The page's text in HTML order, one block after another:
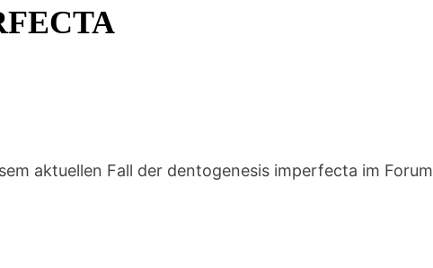
aktuellen Fall der dentogenesis imperfecta im Forum